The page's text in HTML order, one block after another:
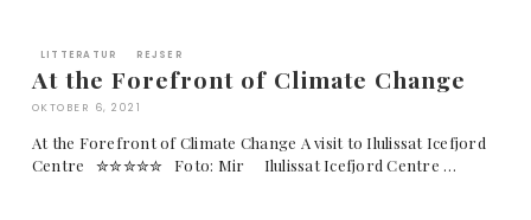
LITTERATUR REJSER
At the Forefront of Climate Change
OKTOBER 6, 2021
At the Forefront of Climate Change A visit to Ilulissat Icefjord
Centre ✮✮✮✮✮ Foto: Mir Ilulissat Icefjord Centre …